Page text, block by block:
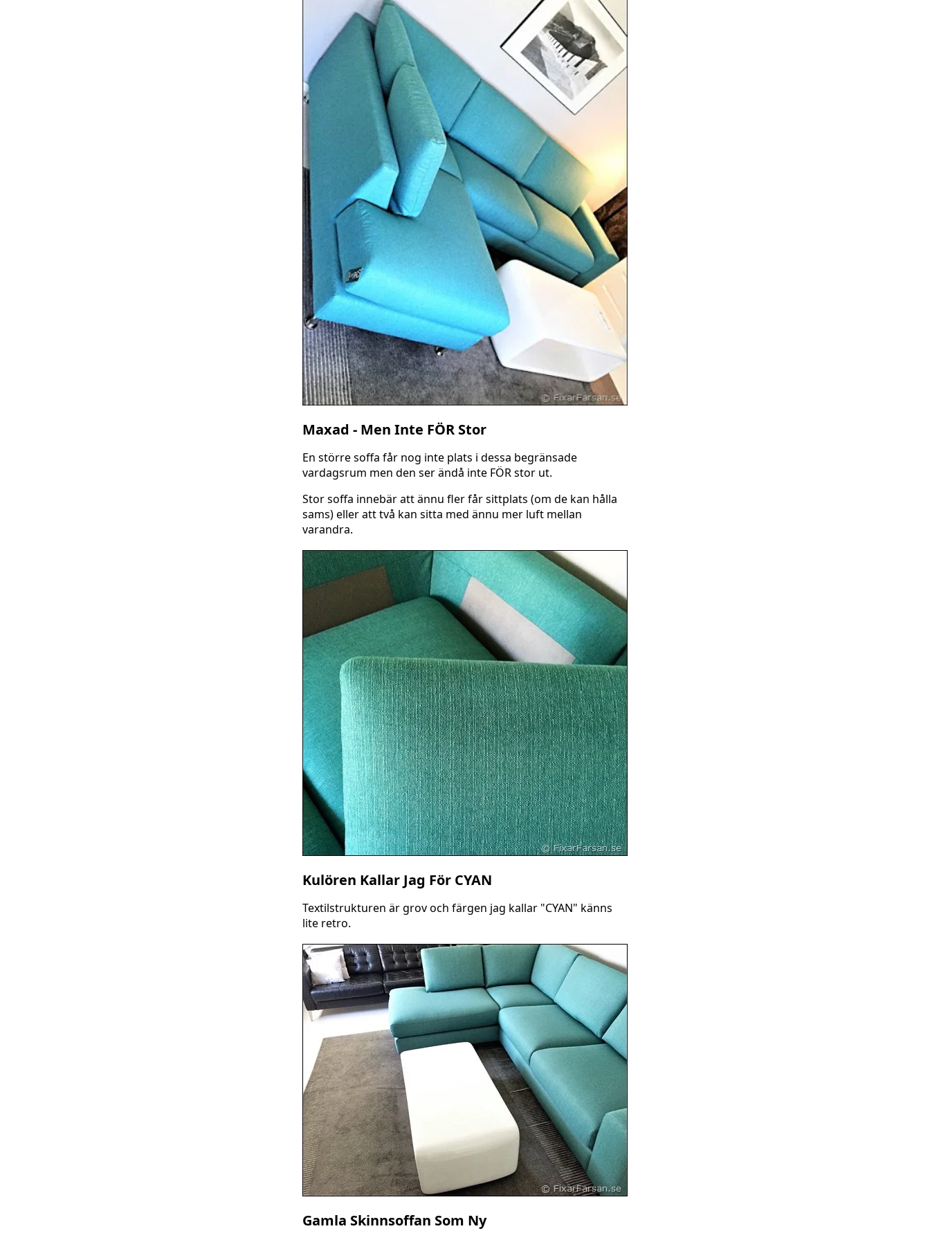
Maxad - Men Inte FÖR Stor
En större soffa får nog inte plats i dessa begränsade
vardagsrum men den ser ändå inte FÖR stor ut.
Stor soffa innebär att ännu fler får sittplats (om de kan hålla
sams) eller att två kan sitta med ännu mer luft mellan
varandra.
Kulören Kallar Jag För CYAN
Textilstrukturen är grov och färgen jag kallar "CYAN" känns
lite retro.
Gamla Skinnsoffan Som Ny